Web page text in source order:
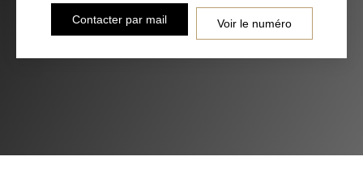
Contacter par mail Voir le numéro